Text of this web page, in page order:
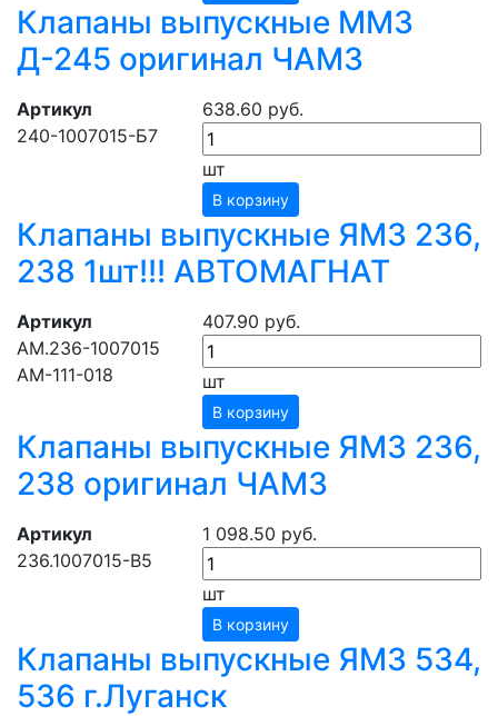
Клапаны выпускные ММЗ
Д-245 оригинал ЧАМЗ
Артикул
240-1007015-Б7
638.60 руб.
шт
В корзину
Клапаны выпускные ЯМЗ 236,
238 1шт!!! АВТОМАГНАТ
Артикул
АМ.236-1007015
АМ-111-018
407.90 руб.
шт
В корзину
Клапаны выпускные ЯМЗ 236,
238 оригинал ЧАМЗ
Артикул
236.1007015-В5
1 098.50 руб.
шт
В корзину
Клапаны выпускные ЯМЗ 534,
536 г.Луганск